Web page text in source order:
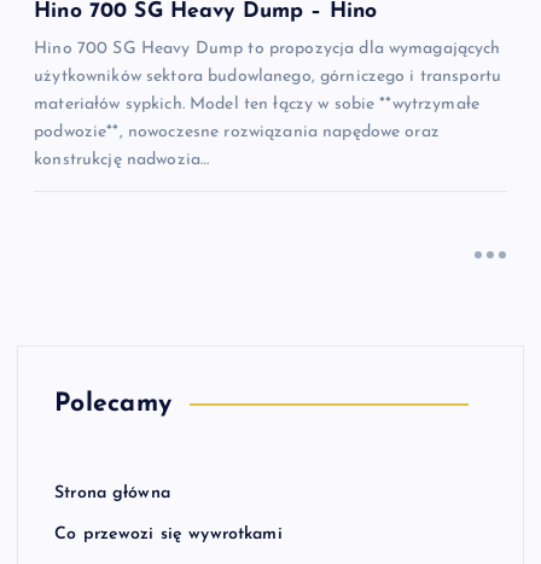
Hino 700 SG Heavy Dump – Hino
Hino 700 SG Heavy Dump to propozycja dla wymagających
użytkowników sektora budowlanego, górniczego i transportu
materiałów sypkich. Model ten łączy w sobie **wytrzymałe
podwozie**, nowoczesne rozwiązania napędowe oraz
konstrukcję nadwozia…
Polecamy
Strona główna
Co przewozi się wywrotkami